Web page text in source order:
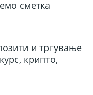
сметка
и тргување
крипто,